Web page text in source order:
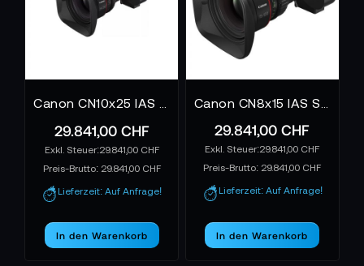
29.841,00 CHF
29.841,00 CHF
Preis-Brutto: 29.841,00 CHF
Lieferzeit: Auf Anfrage!
In den Warenkorb
29.841,00 CHF
29.841,00 CHF
Preis-Brutto: 29.841,00 CHF
Lieferzeit: Auf Anfrage!
In den Warenkorb